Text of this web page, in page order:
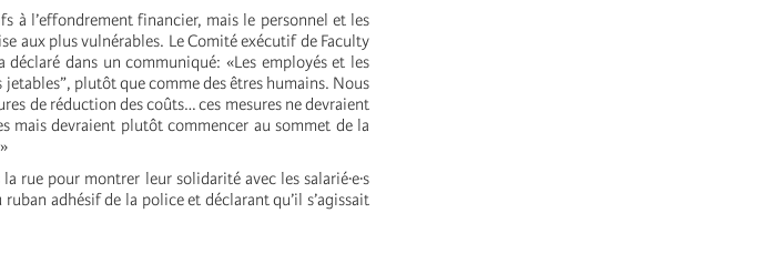
à l’effondrement financier, mais le personnel et les
aux plus vulnérables. Le Comité exécutif de Faculty
dans un communiqué: «Les employés et les
plutôt que comme des êtres humains. Nous
de réduction des coûts… ces mesures ne devraient
mais devraient plutôt commencer au sommet de la
rue pour montrer leur solidarité avec les salarié·e·s
adhésif de la police et déclarant qu’il s’agissait